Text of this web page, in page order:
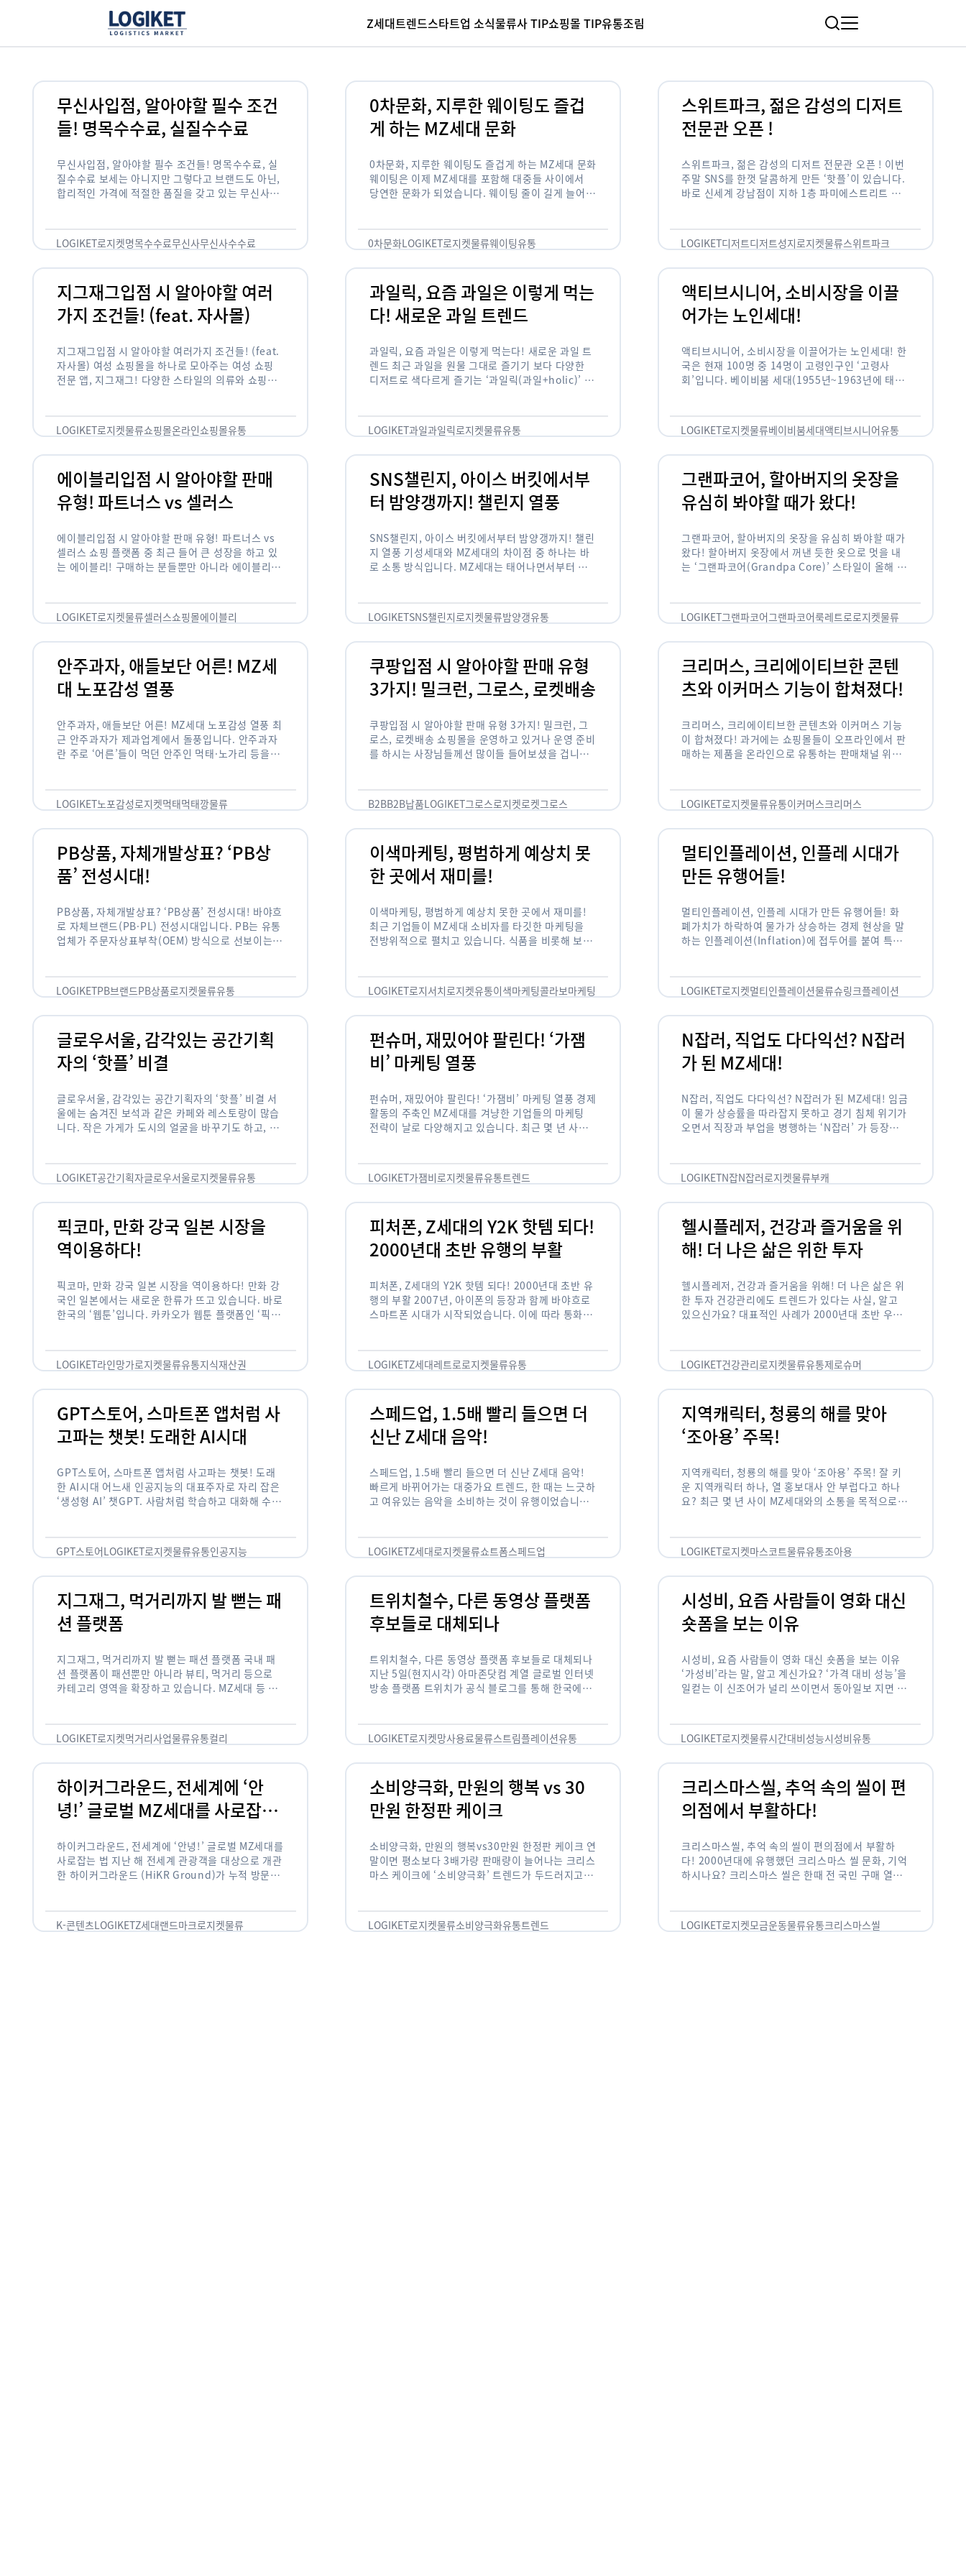
Z세대트렌드스타트업 소식물류사 TIP쇼핑몰 TIP유통조림
무신사입점, 알아야할 필수 조건
들! 명목수수료, 실질수수료
무신사입점, 알아야할 필수 조건들! 명목수수료, 실
질수수료 보세는 아니지만 그렇다고 브랜드도 아닌,
합리적인 가격에 적절한 품질을 갖고 있는 무신사!
LOGIKET로지켓명목수수료무신사무신사수수료
0차문화, 지루한 웨이팅도 즐겁
게 하는 MZ세대 문화
0차문화, 지루한 웨이팅도 즐겁게 하는 MZ세대 문화
웨이팅은 이제 MZ세대를 포함해 대중들 사이에서
당연한 문화가 되었습니다. 웨이팅 줄이 길게 늘어서
0차문화LOGIKET로지켓물류웨이팅유통
스위트파크, 젊은 감성의 디저트
전문관 오픈 !
스위트파크, 젊은 감성의 디저트 전문관 오픈 ! 이번
주말 SNS를 한껏 달콤하게 만든 ‘핫플’이 있습니다.
바로 신세계 강남점이 지하 1층 파미에스트리트 분
LOGIKET디저트디저트성지로지켓물류스위트파크
지그재그입점 시 알아야할 여러
가지 조건들! (feat. 자사몰)
지그재그입점 시 알아야할 여러가지 조건들! (feat.
자사몰) 여성 쇼핑몰을 하나로 모아주는 여성 쇼핑
전문 앱, 지그재그! 다양한 스타일의 의류와 쇼핑몰
LOGIKET로지켓물류쇼핑몰온라인쇼핑몰유통
과일릭, 요즘 과일은 이렇게 먹는
다! 새로운 과일 트렌드
과일릭, 요즘 과일은 이렇게 먹는다! 새로운 과일 트
렌드 최근 과일을 원물 그대로 즐기기 보다 다양한
디저트로 색다르게 즐기는 ‘과일릭(과일+holic)’ 트
…
LOGIKET과일과일릭로지켓물류유통
액티브시니어, 소비시장을 이끌
어가는 노인세대!
액티브시니어, 소비시장을 이끌어가는 노인세대! 한
국은 현재 100명 중 14명이 고령인구인 ‘고령사
회’입니다. 베이비붐 세대(1955년~1963년에 태어
오고 있습니다. 하지만 사회가 늙어가는 …
LOGIKET로지켓물류베이비붐세대액티브시니어유통
에이블리입점 시 알아야할 판매
유형! 파트너스 vs 셀러스
에이블리입점 시 알아야할 판매 유형! 파트너스 vs
셀러스 쇼핑 플랫폼 중 최근 들어 큰 성장을 하고 있
는 에이블리! 구매하는 분들뿐만 아니라 에이블리에
LOGIKET로지켓물류셀러스쇼핑몰에이블리
SNS챌린지, 아이스 버킷에서부
터 밤양갱까지! 챌린지 열풍
SNS챌린지, 아이스 버킷에서부터 밤양갱까지! 챌린
지 열풍 기성세대와 MZ세대의 차이점 중 하나는 바
로 소통 방식입니다. MZ세대는 태어나면서부터 디
도 능숙한 …
LOGIKETSNS챌린지로지켓물류밤양갱유통
그랜파코어, 할아버지의 옷장을
유심히 봐야할 때가 왔다!
그랜파코어, 할아버지의 옷장을 유심히 봐야할 때가
왔다! 할아버지 옷장에서 꺼낸 듯한 옷으로 멋을 내
는 ‘그랜파코어(Grandpa Core)’ 스타일이 올해 패
을 …
LOGIKET그랜파코어그랜파코어룩레트로로지켓물류
안주과자, 애들보단 어른! MZ세
대 노포감성 열풍
안주과자, 애들보단 어른! MZ세대 노포감성 열풍 최
근 안주과자가 제과업계에서 돌풍입니다. 안주과자
란 주로 ‘어른’들이 먹던 안주인 먹태·노가리 등을
LOGIKET노포감성로지켓먹태먹태깡물류
쿠팡입점 시 알아야할 판매 유형
3가지! 밀크런, 그로스, 로켓배송
쿠팡입점 시 알아야할 판매 유형 3가지! 밀크런, 그
로스, 로켓배송 쇼핑몰을 운영하고 있거나 운영 준비
를 하시는 사장님들께선 많이들 들어보셨을 겁니다.
B2BB2B납품LOGIKET그로스로지켓로켓그로스
크리머스, 크리에이티브한 콘텐
츠와 이커머스 기능이 합쳐졌다!
크리머스, 크리에이티브한 콘텐츠와 이커머스 기능
이 합쳐졌다! 과거에는 쇼핑몰들이 오프라인에서 판
매하는 제품을 온라인으로 유통하는 판매채널 위주
는 콘텐츠 기반의 …
LOGIKET로지켓물류유통이커머스크리머스
PB상품, 자체개발상표? ‘PB상
품’ 전성시대!
PB상품, 자체개발상표? ‘PB상품’ 전성시대! 바야흐
로 자체브랜드(PB·PL) 전성시대입니다. PB는 유통
업체가 주문자상표부착(OEM) 방식으로 선보이는
물가 시대와 맞물려 …
LOGIKETPB브랜드PB상품로지켓물류유통
이색마케팅, 평범하게 예상치 못
한 곳에서 재미를!
이색마케팅, 평범하게 예상치 못한 곳에서 재미를!
최근 기업들이 MZ세대 소비자를 타깃한 마케팅을
전방위적으로 펼치고 있습니다. 식품을 비롯해 보수
…
LOGIKET로지서치로지켓유통이색마케팅콜라보마케팅
멀티인플레이션, 인플레 시대가
만든 유행어들!
멀티인플레이션, 인플레 시대가 만든 유행어들! 화
폐가치가 하락하여 물가가 상승하는 경제 현상을 말
하는 인플레이션(Inflation)에 접두어를 붙여 특정
링크플레이션, 그리드플레이션 등등. …
LOGIKET로지켓멀티인플레이션물류슈링크플레이션
글로우서울, 감각있는 공간기획
자의 ‘핫플’ 비결
글로우서울, 감각있는 공간기획자의 ‘핫플’ 비결 서
울에는 숨겨진 보석과 같은 카페와 레스토랑이 많습
니다. 작은 가게가 도시의 얼굴을 바꾸기도 하고, 쇠
LOGIKET공간기획자글로우서울로지켓물류유통
펀슈머, 재밌어야 팔린다! ‘가잼
비’ 마케팅 열풍
펀슈머, 재밌어야 팔린다! ‘가잼비’ 마케팅 열풍 경제
활동의 주축인 MZ세대를 겨냥한 기업들의 마케팅
전략이 날로 다양해지고 있습니다. 최근 몇 년 사이
LOGIKET가잼비로지켓물류유통트렌드
N잡러, 직업도 다다익선? N잡러
가 된 MZ세대!
N잡러, 직업도 다다익선? N잡러가 된 MZ세대! 임금
이 물가 상승률을 따라잡지 못하고 경기 침체 위기가
오면서 직장과 부업을 병행하는 ‘N잡러’ 가 등장했습
LOGIKETN잡N잡러로지켓물류부캐
픽코마, 만화 강국 일본 시장을
역이용하다!
픽코마, 만화 강국 일본 시장을 역이용하다! 만화 강
국인 일본에서는 새로운 한류가 뜨고 있습니다. 바로
한국의 ‘웹툰’입니다. 카카오가 웹툰 플랫폼인 ‘픽코
LOGIKET라인망가로지켓물류유통지식재산권
피처폰, Z세대의 Y2K 핫템 되다!
2000년대 초반 유행의 부활
피처폰, Z세대의 Y2K 핫템 되다! 2000년대 초반 유
행의 부활 2007년, 아이폰의 등장과 함께 바야흐로
스마트폰 시대가 시작되었습니다. 이에 따라 통화와
LOGIKETZ세대레트로로지켓물류유통
헬시플레저, 건강과 즐거움을 위
해! 더 나은 삶은 위한 투자
헬시플레저, 건강과 즐거움을 위해! 더 나은 삶은 위
한 투자 건강관리에도 트렌드가 있다는 사실, 알고
있으신가요? 대표적인 사례가 2000년대 초반 우리
LOGIKET건강관리로지켓물류유통제로슈머
GPT스토어, 스마트폰 앱처럼 사
고파는 챗봇! 도래한 AI시대
GPT스토어, 스마트폰 앱처럼 사고파는 챗봇! 도래
한 AI시대 어느새 인공지능의 대표주자로 자리 잡은
‘생성형 AI’ 챗GPT. 사람처럼 학습하고 대화해 수많
GPT스토어LOGIKET로지켓물류유통인공지능
스페드업, 1.5배 빨리 들으면 더
신난 Z세대 음악!
스페드업, 1.5배 빨리 들으면 더 신난 Z세대 음악!
빠르게 바뀌어가는 대중가요 트렌드, 한 때는 느긋하
고 여유있는 음악을 소비하는 것이 유행이었습니다.
LOGIKETZ세대로지켓물류쇼트폼스페드업
지역캐릭터, 청룡의 해를 맞아
‘조아용’ 주목!
지역캐릭터, 청룡의 해를 맞아 ‘조아용’ 주목! 잘 키
운 지역캐릭터 하나, 열 홍보대사 안 부럽다고 하나
요? 최근 몇 년 사이 MZ세대와의 소통을 목적으로,
LOGIKET로지켓마스코트물류유통조아용
지그재그, 먹거리까지 발 뻗는 패
션 플랫폼
지그재그, 먹거리까지 발 뻗는 패션 플랫폼 국내 패
션 플랫폼이 패션뿐만 아니라 뷰티, 먹거리 등으로
카테고리 영역을 확장하고 있습니다. MZ세대 등 주
LOGIKET로지켓먹거리사업물류유통컬리
트위치철수, 다른 동영상 플랫폼
후보들로 대체되나
트위치철수, 다른 동영상 플랫폼 후보들로 대체되나
지난 5일(현지시각) 아마존닷컴 계열 글로벌 인터넷
방송 플랫폼 트위치가 공식 블로그를 통해 한국에서
LOGIKET로지켓망사용료물류스트림플레이션유통
시성비, 요즘 사람들이 영화 대신
숏폼을 보는 이유
시성비, 요즘 사람들이 영화 대신 숏폼을 보는 이유
‘가성비’라는 말, 알고 계신가요? ‘가격 대비 성능’을
일컫는 이 신조어가 널리 쓰이면서 동아일보 지면 기
LOGIKET로지켓물류시간대비성능시성비유통
하이커그라운드, 전세계에 ‘안
녕!’ 글로벌 MZ세대를 사로잡는
하이커그라운드, 전세계에 ‘안녕!’ 글로벌 MZ세대를
사로잡는 법 지난 해 전세계 관광객을 대상으로 개관
한 하이커그라운드 (HiKR Ground)가 누적 방문객
방문객이 100만명을 …
K-콘텐츠LOGIKETZ세대랜드마크로지켓물류
소비양극화, 만원의 행복 vs 30
만원 한정판 케이크
소비양극화, 만원의 행복vs30만원 한정판 케이크 연
말이면 평소보다 3배가량 판매량이 늘어나는 크리스
마스 케이크에 ‘소비양극화’ 트렌드가 두드러지고 있
배가 비싼 …
LOGIKET로지켓물류소비양극화유통트렌드
크리스마스씰, 추억 속의 씰이 편
의점에서 부활하다!
크리스마스씰, 추억 속의 씰이 편의점에서 부활하
다! 2000년대에 유행했던 크리스마스 씰 문화, 기억
하시나요? 크리스마스 씰은 한때 전 국민 구매 열풍
LOGIKET로지켓모금운동물류유통크리스마스씰